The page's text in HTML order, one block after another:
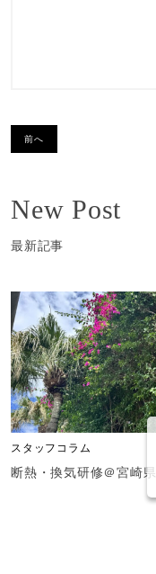
前へ
New Post
最新記事
スタッフコラム
断熱・換気研修＠宮崎県